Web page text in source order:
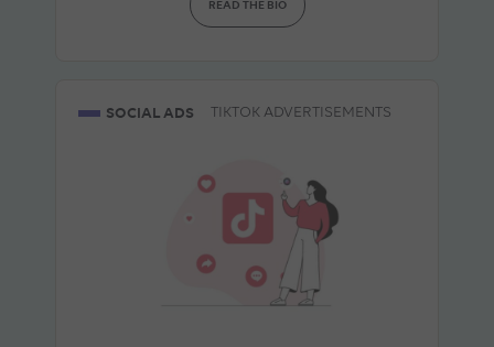
READ THE BIO
SOCIAL ADS TIKTOK ADVERTISEMENTS